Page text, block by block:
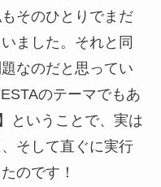
そのひとりでまだ
ました。それと同
なのだと思ってい
のテーマでもあ
ということで、実は
そして直ぐに実行
のです！